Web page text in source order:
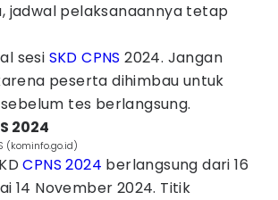
jadwal pelaksanaannya tetap
sesi SKD CPNS 2024. Jangan
peserta dihimbau untuk
tes berlangsung.
2024
(kominfo.go.id)
CPNS 2024 berlangsung dari 16
14 November 2024. Titik